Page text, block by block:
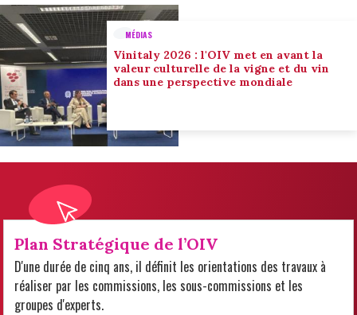
MÉDIAS
Vinitaly 2026 : l'OIV met en avant la
valeur culturelle de la vigne et du vin
dans une perspective mondiale
Plan Stratégique de l’OIV
D'une durée de cinq ans, il définit les orientations des travaux à
réaliser par les commissions, les sous-commissions et les
groupes d'experts.